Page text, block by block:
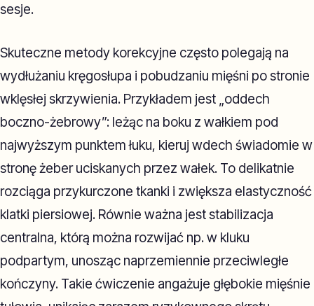
sesje.
Skuteczne metody korekcyjne często polegają na
wydłużaniu kręgosłupa i pobudzaniu mięśni po stronie
wklęsłej skrzywienia. Przykładem jest „oddech
boczno-żebrowy”: leżąc na boku z wałkiem pod
najwyższym punktem łuku, kieruj wdech świadomie w
stronę żeber uciskanych przez wałek. To delikatnie
rozciąga przykurczone tkanki i zwiększa elastyczność
klatki piersiowej. Równie ważna jest stabilizacja
centralna, którą można rozwijać np. w kluku
podpartym, unosząc naprzemiennie przeciwległe
kończyny. Takie ćwiczenie angażuje głębokie mięśnie